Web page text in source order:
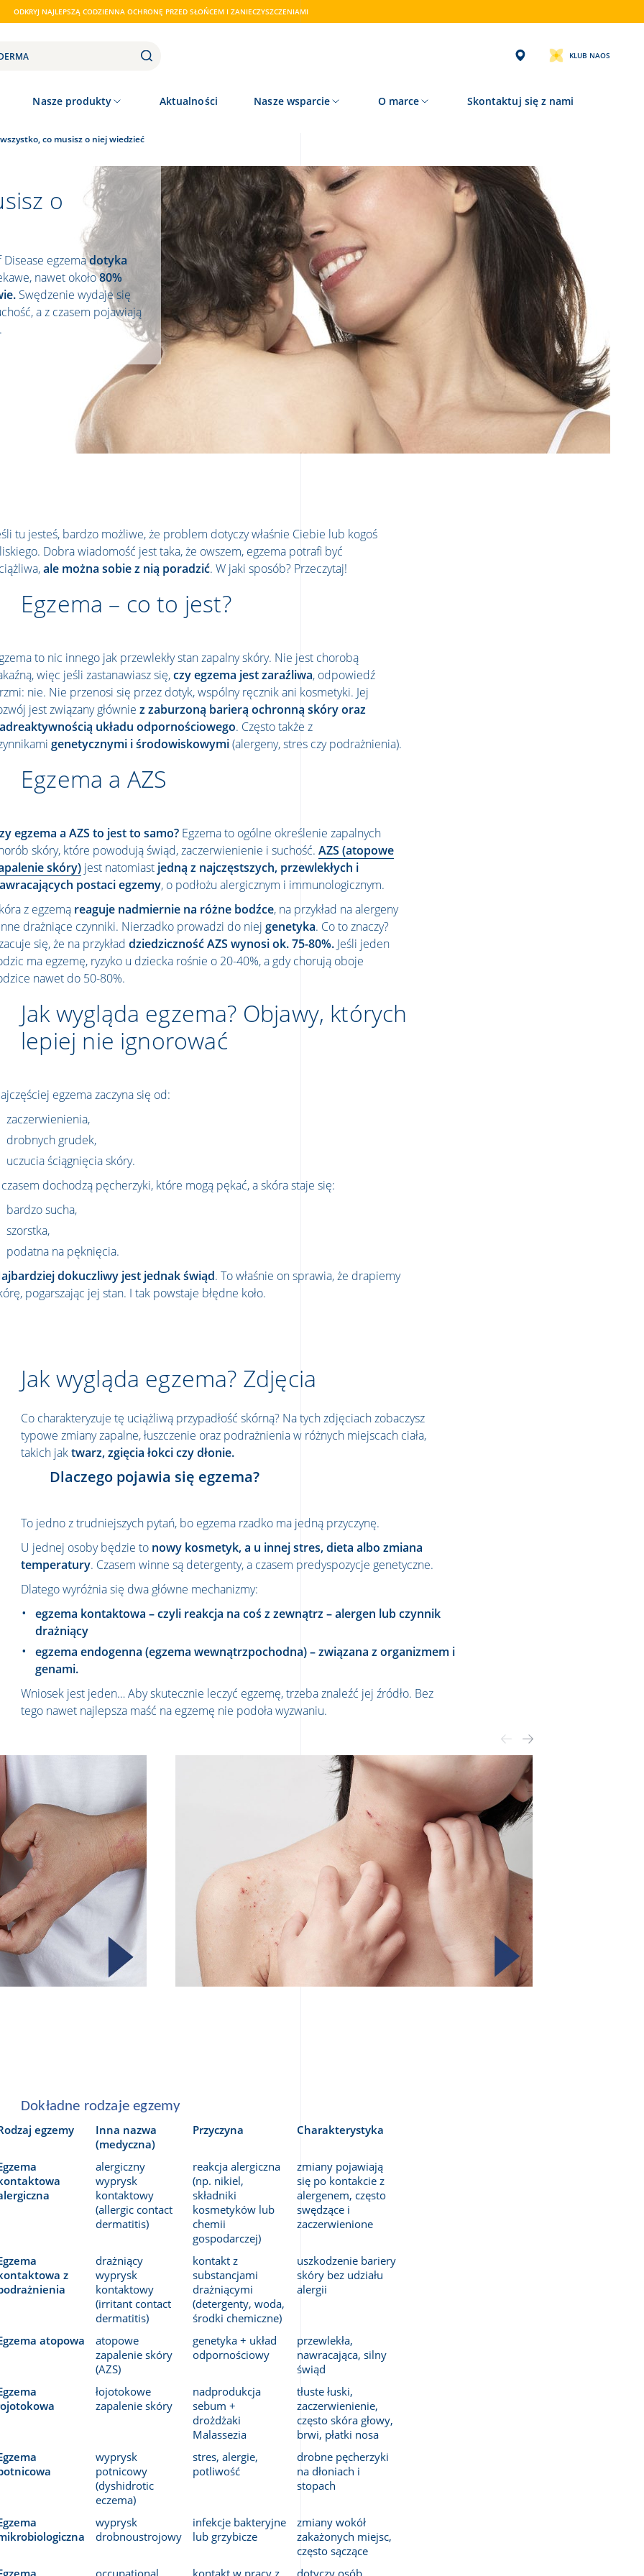
ODKRYJ NAJLEPSZĄ CODZIENNA OCHRONĘ PRZED SŁOŃCEM I ZANIECZYSZCZENIAMI
KLUB NAOS
Nasze produkty Aktualności Nasze wsparcie O marce Skontaktuj się z nami
co musisz o niej wiedzieć
o
Disease egzemadotyka
nawet około80%
Swędzenie wydaje się
a z czasem pojawiają
tu jesteś, bardzo możliwe, że problem dotyczy właśnie Ciebie lub kogoś
Dobra wiadomość jest taka, że owszem, egzema potrafi być
ale można sobie z nią poradzić. W jaki sposób? Przeczytaj!
Egzema – co to jest?
to nic innego jak przewlekły stan zapalny skóry. Nie jest chorobą
więc jeśli zastanawiasz się,czy egzema jest zaraźliwa, odpowiedź
nie. Nie przenosi się przez dotyk, wspólny ręcznik ani kosmetyki. Jej
jest związany głównie z zaburzoną barierą ochronną skóry oraz
układu odpornościowego. Często także z
genetycznymi i środowiskowymi(alergeny, stres czy podrażnienia).
Egzema a AZS
egzema a AZS to jest to samo?Egzema to ogólne określenie zapalnych
skóry, które powodują świąd, zaczerwienienie i suchość. AZS (atopowe
skóry)jest natomiast jedną z najczęstszych, przewlekłych i
postaci egzemy, o podłożu alergicznym i immunologicznym.
z egzemą reaguje nadmiernie na różne bodźce, na przykład na alergeny
drażniące czynniki. Nierzadko prowadzi do niej genetyka. Co to znaczy?
się, że na przykład dziedziczność AZS wynosi ok. 75-80%. Jeśli jeden
ma egzemę, ryzyko u dziecka rośnie o 20-40%, a gdy chorują oboje
nawet do 50-80%.
Jak wygląda egzema? Objawy, których
lepiej nie ignorować
egzema zaczyna się od:
zaczerwienienia,
drobnych grudek,
uczucia ściągnięcia skóry.
dochodzą pęcherzyki, które mogą pękać, a skóra staje się:
bardzo sucha,
szorstka,
podatna na pęknięcia.
dokuczliwy jest jednak świąd. To właśnie on sprawia, że drapiemy
pogarszając jej stan. I tak powstaje błędne koło.
Jak wygląda egzema? Zdjęcia
Co charakteryzuje tę uciążliwą przypadłość skórną? Na tych zdjęciach zobaczysz
typowe zmiany zapalne, łuszczenie oraz podrażnienia w różnych miejscach ciała,
takich jaktwarz, zgięcia łokci czy dłonie.
Dlaczego pojawia się egzema?
To jedno z trudniejszych pytań, bo egzema rzadko ma jedną przyczynę.
U jednej osoby będzie to nowy kosmetyk, a u innej stres, dieta albo zmiana
temperatury. Czasem winne są detergenty, a czasem predyspozycje genetyczne.
Dlatego wyróżnia się dwa główne mechanizmy:
egzema kontaktowa – czyli reakcja na coś z zewnątrz – alergen lub czynnik
drażniący
egzema endogenna (egzema wewnątrzpochodna) – związana z organizmem i
genami.
Wniosek jest jeden… Aby skutecznie leczyć egzemę, trzeba znaleźć jej źródło. Bez
tego nawet najlepsza maść na egzemę nie podoła wyzwaniu.
Dokładne rodzaje egzemy
egzemy
Inna nazwa
(medyczna)
Przyczyna Charakterystyka
alergiczny
wyprysk
kontaktowy
(allergic contact
dermatitis)
reakcja alergiczna
(np. nikiel,
składniki
kosmetyków lub
chemii
gospodarczej)
zmiany pojawiają
się po kontakcie z
alergenem, często
swędzące i
zaczerwienione
z
drażniący
wyprysk
kontaktowy
(irritant contact
dermatitis)
kontakt z
substancjami
drażniącymi
(detergenty, woda,
środki chemiczne)
uszkodzenie bariery
skóry bez udziału
alergii
atopowa
atopowe
zapalenie skóry
(AZS)
genetyka + układ
odpornościowy
przewlekła,
nawracająca, silny
świąd
łojotokowe
zapalenie skóry
nadprodukcja
sebum +
drożdżaki
Malassezia
tłuste łuski,
zaczerwienienie,
często skóra głowy,
brwi, płatki nosa
wyprysk
potnicowy
(dyshidrotic
eczema)
stres, alergie,
potliwość
drobne pęcherzyki
na dłoniach i
stopach
wyprysk
drobnoustrojowy
infekcje bakteryjne
lub grzybicze
zmiany wokół
zakażonych miejsc,
często sączące
occupational kontakt w pracy z dotyczy osób